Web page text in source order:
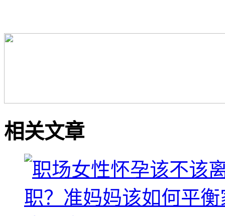
相关文章